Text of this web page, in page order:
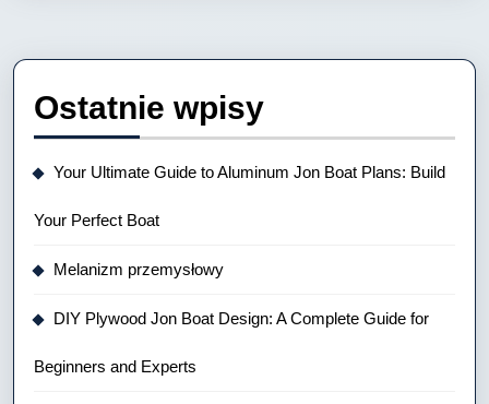
Ostatnie wpisy
Your Ultimate Guide to Aluminum Jon Boat Plans: Build
Your Perfect Boat
Melanizm przemysłowy
DIY Plywood Jon Boat Design: A Complete Guide for
Beginners and Experts